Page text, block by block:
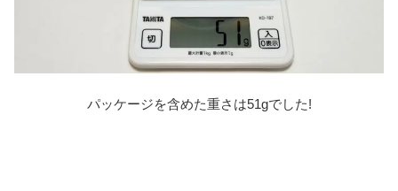
パッケージを含めた重さは51gでした!